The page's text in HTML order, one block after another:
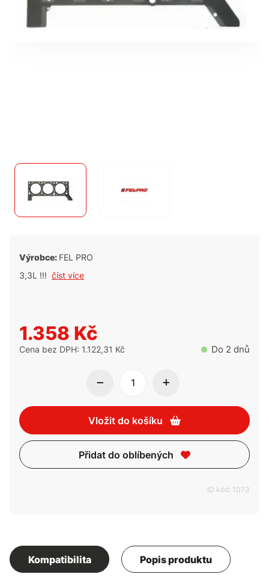
Výrobce: FEL PRO
3,3L !!! číst více
1.358 Kč
Cena bez DPH: 1.122,31 Kč Do 2 dnů
Vložit do košíku
Přidat do oblíbených
ID kód: 1073
Kompatibilita Popis produktu